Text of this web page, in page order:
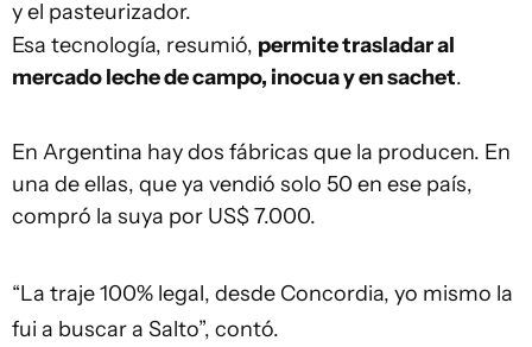
y el pasteurizador.
Esa tecnología, resumió, permite trasladar al
mercado leche de campo, inocua y en sachet.
En Argentina hay dos fábricas que la producen. En
una de ellas, que ya vendió solo 50 en ese país,
compró la suya por US$ 7.000.
“La traje 100% legal, desde Concordia, yo mismo la
fui a buscar a Salto”, contó.